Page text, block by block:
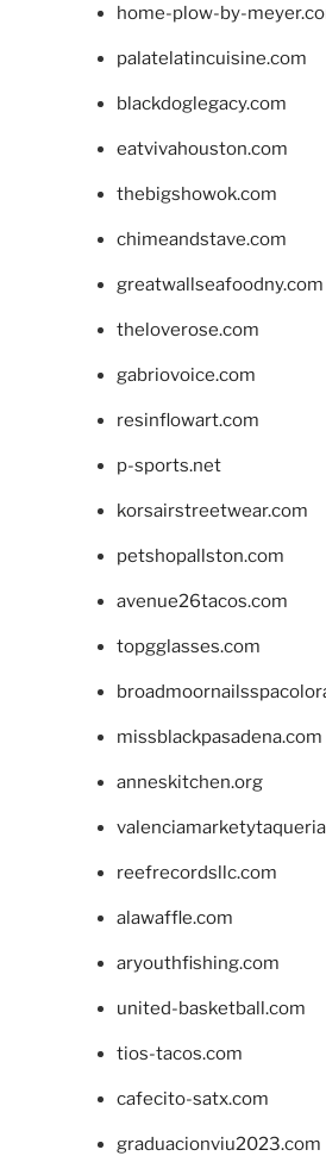
home-plow-by-
palatelatincuisine.com
blackdoglegacy.com
eatvivahouston.com
thebigshowok.com
chimeandstave.com
greatwallseafoodny.com
theloverose.com
gabriovoice.com
resinflowart.com
p-sports.net
korsairstreetwear.com
petshopallston.com
avenue26tacos.com
topgglasses.com
missblackpasadena.com
anneskitchen.org
reefrecordsllc.com
alawaffle.com
aryouthfishing.com
united-basketball.com
tios-tacos.com
cafecito-satx.com
graduacionviu2023.com